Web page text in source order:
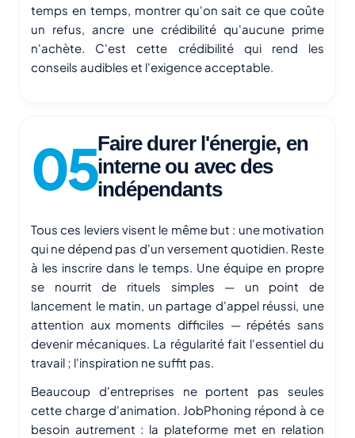
temps en temps, montrer qu'on sait ce que coûte
un refus, ancre une crédibilité qu'aucune prime
n'achète. C'est cette crédibilité qui rend les
conseils audibles et l'exigence acceptable.
Faire durer l'énergie, en
interne ou avec des
indépendants
Tous ces leviers visent le même but : une motivation
qui ne dépend pas d'un versement quotidien. Reste
à les inscrire dans le temps. Une équipe en propre
se nourrit de rituels simples — un point de
lancement le matin, un partage d'appel réussi, une
attention aux moments difficiles — répétés sans
devenir mécaniques. La régularité fait l'essentiel du
travail ; l'inspiration ne suffit pas.
Beaucoup d'entreprises ne portent pas seules
cette charge d'animation. JobPhoning répond à ce
besoin autrement : la plateforme met en relation